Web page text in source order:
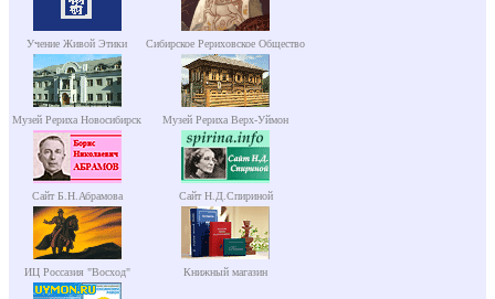
Учение Живой Этики Сибирское Рериховское Общество
Музей Рериха Новосибирск Музей Рериха Верх-Уймон
Сайт Б.Н.Абрамова Сайт Н.Д.Спириной
ИЦ Россазия "Восход" Книжный магазин